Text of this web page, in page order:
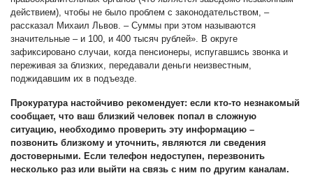
действием), чтобы не было проблем с законодательством, –
рассказал Михаил Львов. – Суммы при этом называются
значительные – и 100, и 400 тысяч рублей». В округе
зафиксировано случаи, когда пенсионеры, испугавшись звонка и
переживая за близких, передавали деньги неизвестным,
поджидавшим их в подъезде.
Прокуратура настойчиво рекомендует: если кто-то незнакомый
сообщает, что ваш близкий человек попал в сложную
ситуацию, необходимо проверить эту информацию –
позвонить близкому и уточнить, являются ли сведения
достоверными. Если телефон недоступен, перезвонить
несколько раз или выйти на связь с ним по другим каналам.